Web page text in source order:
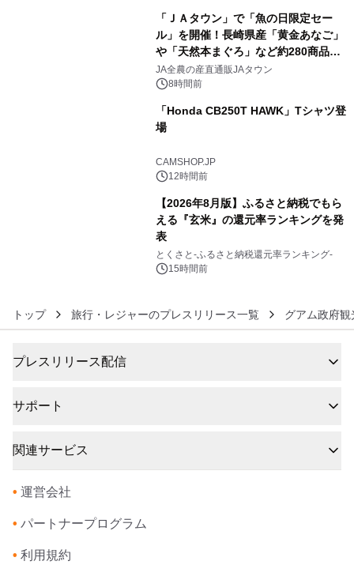
「ＪＡタウン」で「魚の日限定セー
ル」を開催！長崎県産「黄金あなご」
や「天然本まぐろ」など約280商品を
販売！～毎月１０日の定例企画～
JA全農の産直通販JAタウン
8時間前
「Honda CB250T HAWK」Tシャツ登
場
CAMSHOP.JP
12時間前
【2026年8月版】ふるさと納税でもら
える『玄米』の還元率ランキングを発
表
とくさと-ふるさと納税還元率ランキング-
15時間前
トップ 旅行・レジャーのプレスリリース一覧 グアム政府観
プレスリリース配信
サポート
関連サービス
• 運営会社
• パートナープログラム
• 利用規約